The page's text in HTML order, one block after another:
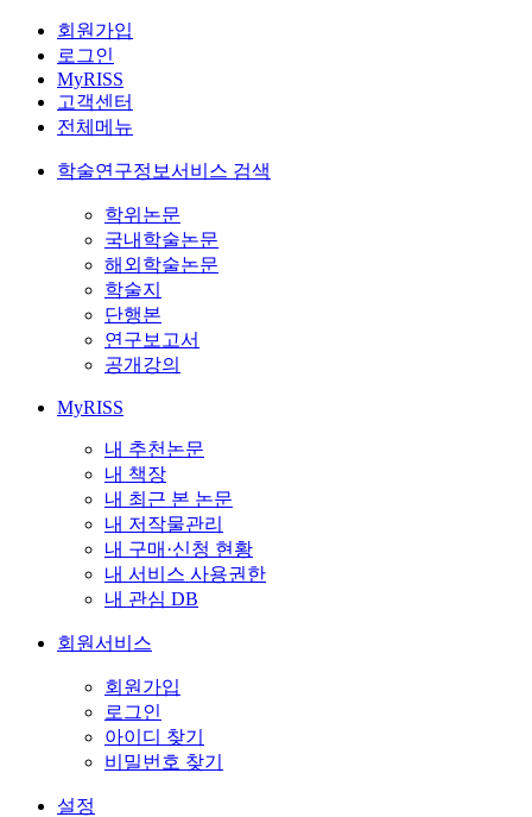
회원가입
로그인
MyRISS
고객센터
전체메뉴
학술연구정보서비스 검색
학위논문
국내학술논문
해외학술논문
학술지
단행본
연구보고서
공개강의
MyRISS
내 추천논문
내 책장
내 최근 본 논문
내 저작물관리
내 구매·신청 현황
내 서비스 사용권한
내 관심 DB
회원서비스
회원가입
로그인
아이디 찾기
비밀번호 찾기
설정